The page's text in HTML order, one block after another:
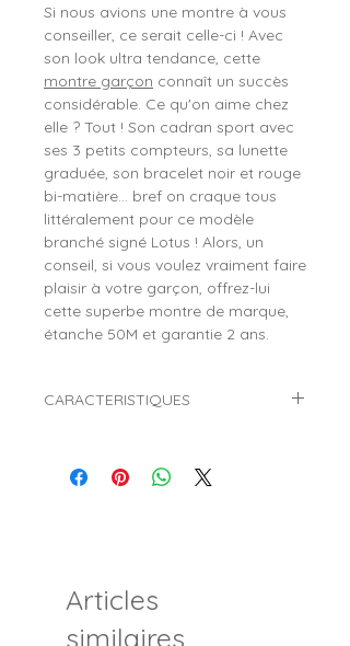
Si nous avions une montre à vous
conseiller, ce serait celle-ci ! Avec
son look ultra tendance, cette
montre garçon connaît un succès
considérable. Ce qu'on aime chez
elle ? Tout ! Son cadran sport avec
ses 3 petits compteurs, sa lunette
graduée, son bracelet noir et rouge
bi-matière... bref on craque tous
littéralement pour ce modèle
branché signé Lotus ! Alors, un
conseil, si vous voulez vraiment faire
plaisir à votre garçon, offrez-lui
cette superbe montre de marque,
étanche 50M et garantie 2 ans.
CARACTERISTIQUES
15832/6
Genre :
Garçon
Matière du boitier :
Minéral
Articles
similaires